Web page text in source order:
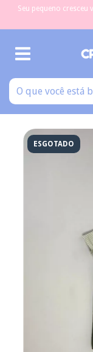
Seu pequeno cresceu
ESGOTADO